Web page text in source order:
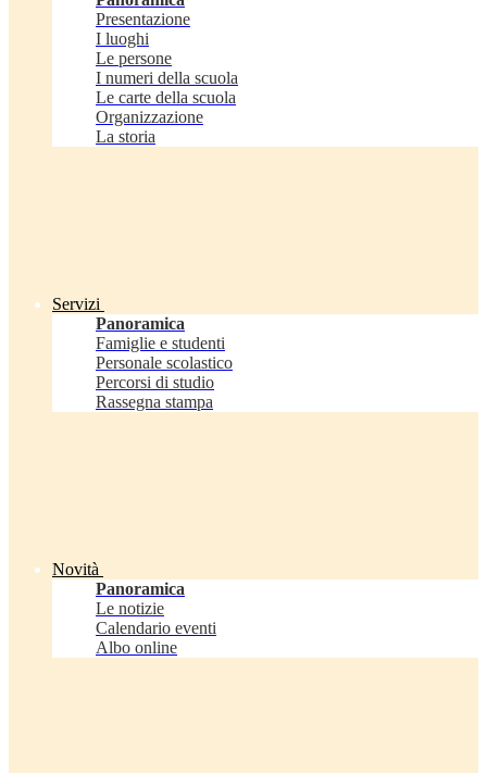
Presentazione
I luoghi
Le persone
I numeri della scuola
Le carte della scuola
Organizzazione
La storia
Servizi
Panoramica
Famiglie e studenti
Personale scolastico
Percorsi di studio
Rassegna stampa
Novità
Panoramica
Le notizie
Calendario eventi
Albo online